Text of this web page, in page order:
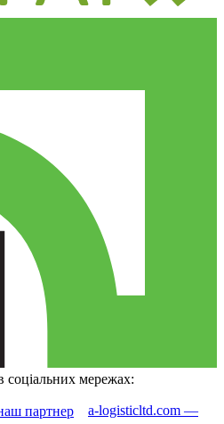
соціальних мережах:
a-logisticltd.com —